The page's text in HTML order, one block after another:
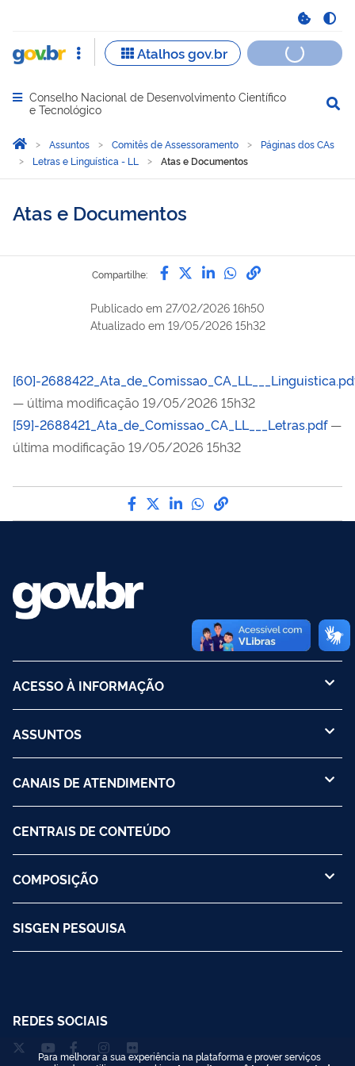
Abrir menu principal de navegação
Conselho Nacional de Desenvolvimento Científico
e Tecnológico
Você está aqui:
Página Inicial
Assuntos Comitês de Assessoramento
Páginas dos CAs
Letras e Linguística - LL
Atas e Documentos
Atas e Documentos
Compartilhe: Compartilhe por Facebook
Compartilhe por Twitter
Compartilhe por
Compartilhe
link para
Publicado em 27/02/2026 16h50
Atualizado em 19/05/2026 15h32
[60]-
— última modificação 19/05/2026 15h32
[59]-2688421_Ata_de_Comissao_CA_LL___Letras.pdf —
última modificação 19/05/2026 15h32
Compartilhe por Facebook
Compartilhe por Twitter
Compartilhe por
Compartilhe por
link para Copiar
ACESSO À INFORMAÇÃO
ASSUNTOS
CANAIS DE ATENDIMENTO
CENTRAIS DE CONTEÚDO
COMPOSIÇÃO
SISGEN PESQUISA
REDES SOCIAIS
Para melhorar a sua experiência na plataforma e prover serviços